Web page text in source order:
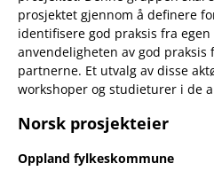
prosjektet gjennom å definere
identifisere god praksis fra
anvendeligheten av god praksis
partnerne. Et utvalg av disse
workshoper og studieturer i de
Norsk prosjekteier
Oppland fylkeskommune